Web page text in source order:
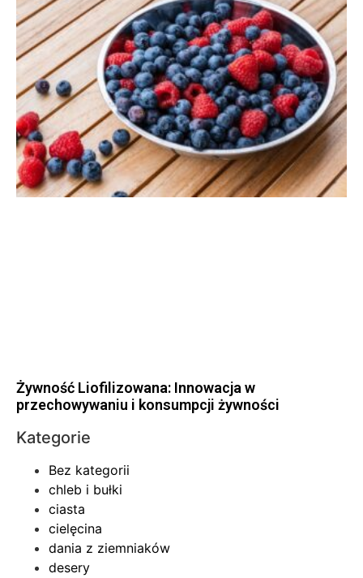
Żywność Liofilizowana: Innowacja w
przechowywaniu i konsumpcji żywności
Kategorie
Bez kategorii
chleb i bułki
ciasta
cielęcina
dania z ziemniaków
desery